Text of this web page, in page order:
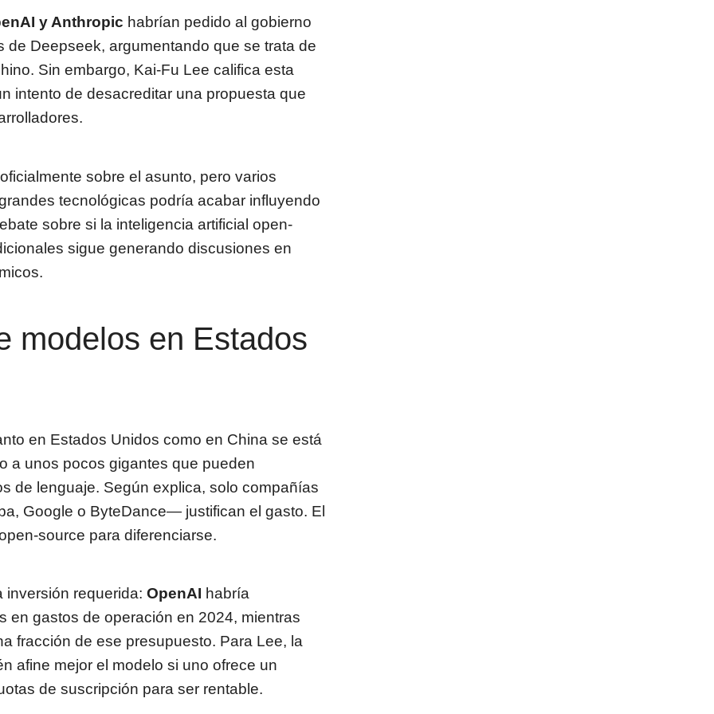
y Anthropic habrían pedido al gobierno
Deepseek, argumentando que se trata de
Sin embargo, Kai-Fu Lee califica esta
intento de desacreditar una propuesta que
sobre el asunto, pero varios
tecnológicas podría acabar influyendo
sobre si la inteligencia artificial open-
sigue generando discusiones en
modelos en Estados
en Estados Unidos como en China se está
a unos pocos gigantes que pueden
de lenguaje. Según explica, solo compañías
Google o ByteDance— justifican el gasto. El
source para diferenciarse.
inversión requerida: OpenAI habría
en gastos de operación en 2024, mientras
fracción de ese presupuesto. Para Lee, la
afine mejor el modelo si uno ofrece un
de suscripción para ser rentable.